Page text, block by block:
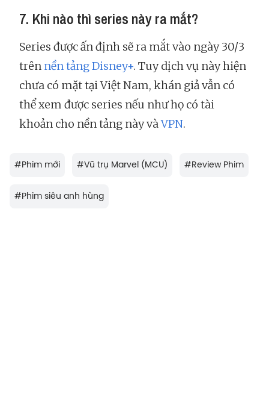
7. Khi nào thì series này ra mắt?
Series được ấn định sẽ ra mắt vào ngày 30/3
trên nền tảng Disney+. Tuy dịch vụ này hiện
chưa có mặt tại Việt Nam, khán giả vẫn có
thể xem được series nếu như họ có tài
khoản cho nền tảng này vàVPN.
#Phim mới #Vũ trụ Marvel (MCU) #Review Phim
#Phim siêu anh hùng